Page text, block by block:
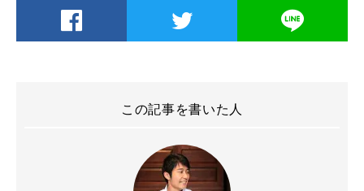
この記事を書いた人